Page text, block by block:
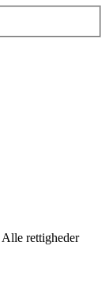
Alle rettigheder